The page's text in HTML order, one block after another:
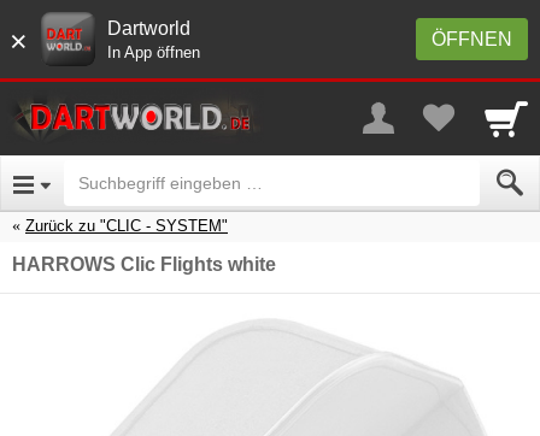
× ÖFFNEN
Dartworld
In App öffnen
Zurück zu "CLIC - SYSTEM"
HARROWS Clic Flights white